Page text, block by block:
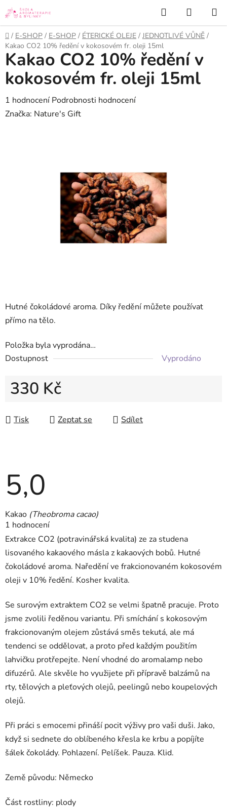
Přejít
na
obsah
Hledat
KOŠÍK
Domů
/ E-SHOP / E-SHOP / ÉTERICKÉ OLEJE / JEDNOTLIVÉ VŮNĚ /
Kakao CO2 10% ředění v kokosovém fr. oleji 15ml
Hutné čokoládové aroma. Díky ředění můžete používat
přímo na tělo.
Položka byla vyprodána…
Dostupnost
Vyprodáno
330 Kč
Tisk
Zeptat se Sdílet
Kakao CO2 10% ředění v
kokosovém fr. oleji 15ml
Průměrné
hodnocení
1 hodnocení Podrobnosti hodnocení
Značka: Nature's Gift
5,0
Průměrné
hodnocení
produktu
je
5,0
z
5
hvězdiček.
1 hodnocení
Kakao (Theobroma cacao)
Extrakce CO2 (potravinářská kvalita) ze za studena
lisovaného kakaového másla z kakaových bobů. Hutné
čokoládové aroma. Naředění ve frakcionovaném kokosovém
oleji v 10% ředění. Kosher kvalita.
Se surovým extraktem CO2 se velmi špatně pracuje. Proto
jsme zvolili ředěnou variantu. Při smíchání s kokosovým
frakcionovaným olejem zůstává směs tekutá, ale má
tendenci se oddělovat, a proto před každým použitím
lahvičku protřepejte. Není vhodné do aromalamp nebo
difuzérů. Ale skvěle ho využijete při přípravě balzámů na
rty, tělových a pleťových olejů, peelingů nebo koupelových
olejů.
Při práci s emocemi přináší pocit výživy pro vaši duši. Jako,
když si sednete do oblíbeného křesla ke krbu a popíjíte
šálek čokolády. Pohlazení. Pelíšek. Pauza. Klid.
Země původu: Německo
Část rostliny: plody